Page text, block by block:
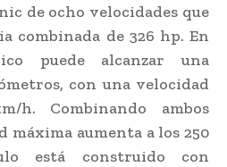
de ocho velocidades que
combinada de 326 hp. En
puede alcanzar una
con una velocidad
h. Combinando ambos
máxima aumenta a los 250
está construido con